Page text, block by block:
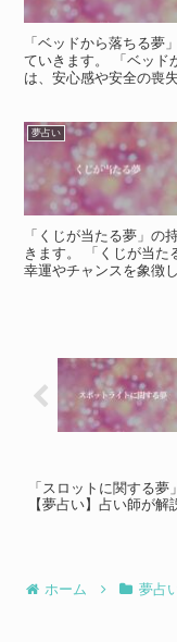
「ベッドから落ちる夢
ていきます。 「ベッド
は、安心感や安全の喪
夢占い
「くじが当たる夢」の
きます。 「くじが当た
幸運やチャンスを象徴
「スロットに関する夢
【夢占い】占い師が解
ホーム 夢占